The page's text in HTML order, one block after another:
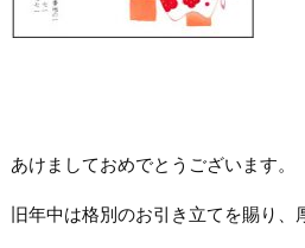
あけましておめでとうございます。
旧年中は格別のお引き立てを賜り、